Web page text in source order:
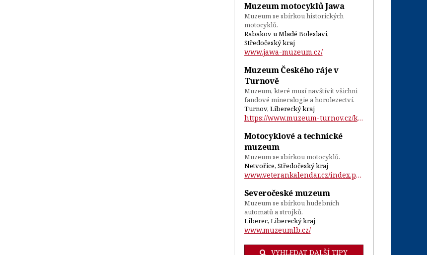
Muzeum motocyklů Jawa
Muzeum se sbírkou historických
motocyklů.
Rabakov u Mladé Boleslavi,
Středočeský kraj
www.jawa-muzeum.cz/
Muzeum Českého ráje v
Turnově
Muzeum, které musí navštívit všichni
fandové mineralogie a horolezectví.
Turnov, Liberecký kraj
https://www.muzeum-turnov.cz/kde-nas-naj...
Motocyklové a technické
muzeum
Muzeum se sbírkou motocyklů.
Netvořice, Středočeský kraj
www.veterankalendar.cz/index.php?id=5&am...
Severočeské muzeum
Muzeum se sbírkou hudebních
automatů a strojků.
Liberec, Liberecký kraj
www.muzeumlb.cz/
VYHLEDAT DALŠÍ TIPY